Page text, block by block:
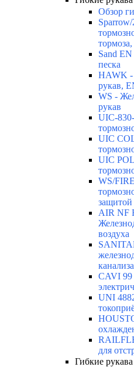
Обзор
Sand
песка
HAWK -
рукав,
WS -
рукав
UIC-
UIC
UIC
WS/
защитой
AIR NF
воздуха
CAVI 99
UNI
для
Гибкие